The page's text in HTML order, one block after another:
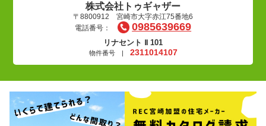
株式会社トゥギャザー
〒8800912 宮崎市大字赤江75番地6
電話番号：
0985639669
リナセント Ⅱ 101
物件番号 | 2311014107